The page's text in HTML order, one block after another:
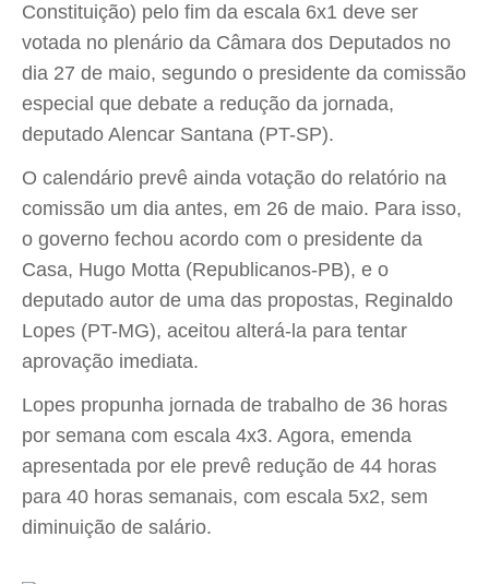
Constituição) pelo fim da escala 6x1 deve ser
votada no plenário da Câmara dos Deputados no
dia 27 de maio, segundo o presidente da comissão
especial que debate a redução da jornada,
deputado Alencar Santana (PT-SP).
O calendário prevê ainda votação do relatório na
comissão um dia antes, em 26 de maio. Para isso,
o governo fechou acordo com o presidente da
Casa, Hugo Motta (Republicanos-PB), e o
deputado autor de uma das propostas, Reginaldo
Lopes (PT-MG), aceitou alterá-la para tentar
aprovação imediata.
Lopes propunha jornada de trabalho de 36 horas
por semana com escala 4x3. Agora, emenda
apresentada por ele prevê redução de 44 horas
para 40 horas semanais, com escala 5x2, sem
diminuição de salário.